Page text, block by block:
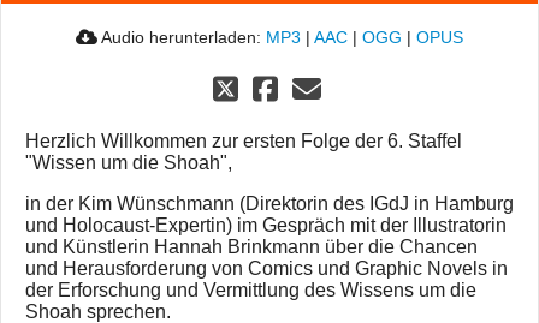
Audio herunterladen: MP3 | AAC | OGG | OPUS
Herzlich Willkommen zur ersten Folge der 6. Staffel
"Wissen um die Shoah",
in der Kim Wünschmann (Direktorin des IGdJ in Hamburg
und Holocaust-Expertin) im Gespräch mit der Illustratorin
und Künstlerin Hannah Brinkmann über die Chancen
und Herausforderung von Comics und Graphic Novels in
der Erforschung und Vermittlung des Wissens um die
Shoah sprechen.